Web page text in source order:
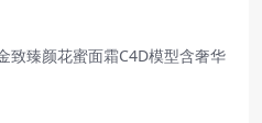
致臻颜花蜜面霜C4D模型含奢华